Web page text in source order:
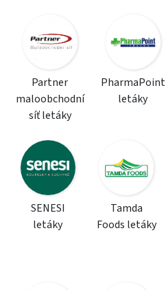
Partner
maloobchodní
síť letáky
PharmaPoint
letáky
SENESI
letáky
Tamda
Foods letáky